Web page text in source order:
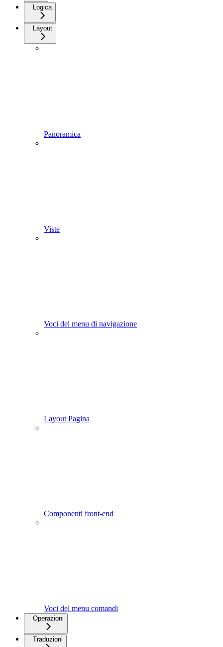
Logica
Layout
Panoramica
Viste
Voci del menu di navigazione
Layout Pagina
Componenti front-end
Voci del menu comandi
Operazioni
Traduzioni